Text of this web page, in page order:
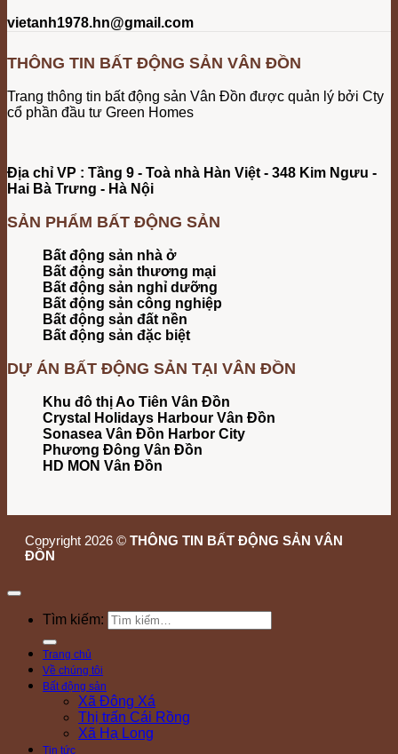
vietanh1978.hn@gmail.com
THÔNG TIN BẤT ĐỘNG SẢN VÂN ĐỒN
Trang thông tin bất động sản Vân Đồn được quản lý bởi Cty
cổ phần đầu tư Green Homes
Địa chỉ VP : Tầng 9 - Toà nhà Hàn Việt - 348 Kim Ngưu -
Hai Bà Trưng - Hà Nội
SẢN PHẨM BẤT ĐỘNG SẢN
Bất động sản nhà ở
Bất động sản thương mại
Bất động sản nghỉ dưỡng
Bất động sản công nghiệp
Bất động sản đất nền
Bất động sản đặc biệt
DỰ ÁN BẤT ĐỘNG SẢN TẠI VÂN ĐỒN
Khu đô thị Ao Tiên Vân Đồn
Crystal Holidays Harbour Vân Đồn
Sonasea Vân Đồn Harbor City
Phương Đông Vân Đồn
HD MON Vân Đồn
Copyright 2026 © THÔNG TIN BẤT ĐỘNG SẢN VÂN
ĐỒN
Tìm kiếm:
Trang chủ
Về chúng tôi
Bất động sản
Xã Đông Xá
Thị trấn Cái Rồng
Xã Hạ Long
Tin tức